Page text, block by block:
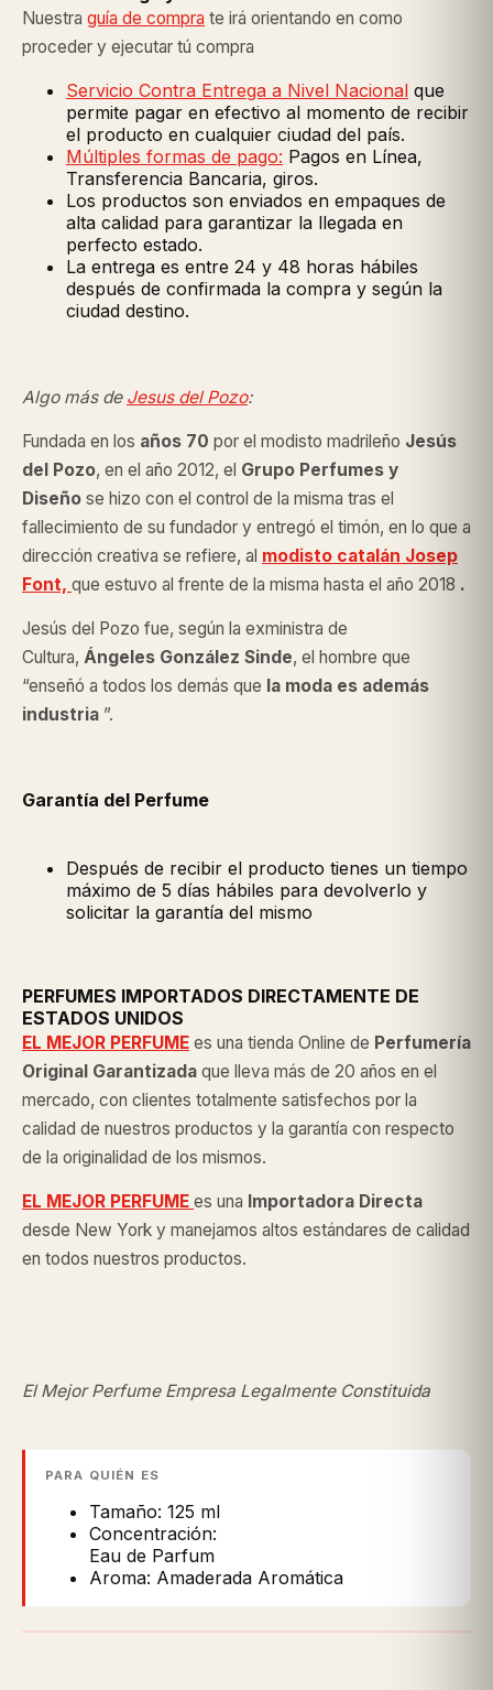
Nuestra guía de compra te irá orientando en como
proceder y ejecutar tú compra
Servicio Contra Entrega a Nivel Nacional que
permite pagar en efectivo al momento de recibir
el producto en cualquier ciudad del país.
Múltiples formas de pago: Pagos en Línea,
Transferencia Bancaria, giros.
Los productos son enviados en empaques de
alta calidad para garantizar la llegada en
perfecto estado.
La entrega es entre 24 y 48 horas hábiles
después de confirmada la compra y según la
ciudad destino.
Algo más de Jesus del Pozo:
Fundada en los años 70 por el modisto madrileño Jesús
del Pozo, en el año 2012, el Grupo Perfumes y
Diseño se hizo con el control de la misma tras el
fallecimiento de su fundador y entregó el timón, en lo que a
dirección creativa se refiere, al modisto catalán Josep
Font, que estuvo al frente de la misma hasta el año 2018 .
Jesús del Pozo fue, según la exministra de
Cultura, Ángeles González Sinde, el hombre que
“enseñó a todos los demás que la moda es además
industria ”.
Garantía del Perfume
Después de recibir el producto tienes un tiempo
máximo de 5 días hábiles para devolverlo y
solicitar la garantía del mismo
PERFUMES IMPORTADOS DIRECTAMENTE DE
ESTADOS UNIDOS
EL MEJOR PERFUME es una tienda Online de Perfumería
Original Garantizada que lleva más de 20 años en el
mercado, con clientes totalmente satisfechos por la
calidad de nuestros productos y la garantía con respecto
de la originalidad de los mismos.
EL MEJOR PERFUME es una Importadora Directa
desde New York y manejamos altos estándares de calidad
en todos nuestros productos.
El Mejor Perfume Empresa Legalmente Constituida
PARA QUIÉN ES
Tamaño: 125 ml
Concentración:
Eau de Parfum
Aroma: Amaderada Aromática